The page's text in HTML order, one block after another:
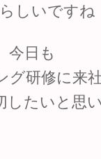
しいですね
今日も
グ研修に来
したいと思